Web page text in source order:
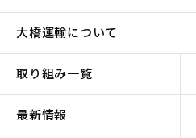
大橋運輸について
取り組み一覧
最新情報